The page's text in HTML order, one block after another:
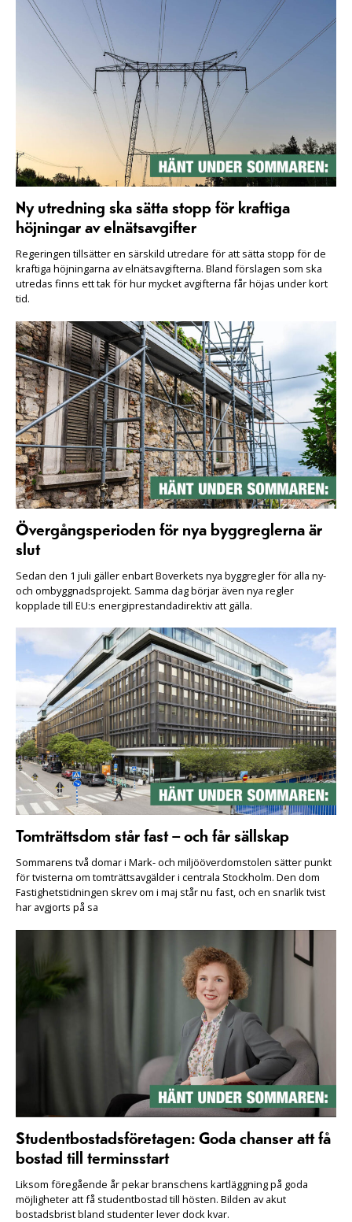
Ny utredning ska sätta stopp för kraftiga
höjningar av elnätsavgifter
Regeringen tillsätter en särskild utredare för att sätta stopp för de
kraftiga höjningarna av elnätsavgifterna. Bland förslagen som ska
utredas finns ett tak för hur mycket avgifterna får höjas under kort
tid.
Övergångsperioden för nya byggreglerna är
slut
Sedan den 1 juli gäller enbart Boverkets nya byggregler för alla ny-
och ombyggnadsprojekt. Samma dag börjar även nya regler
kopplade till EU:s energiprestandadirektiv att gälla.
Tomträttsdom står fast – och får sällskap
Sommarens två domar i Mark- och miljööverdomstolen sätter punkt
för tvisterna om tomträttsavgälder i centrala Stockholm. Den dom
Fastighetstidningen skrev om i maj står nu fast, och en snarlik tvist
har avgjorts på sa
Studentbostadsföretagen: Goda chanser att få
bostad till terminsstart
Liksom föregående år pekar branschens kartläggning på goda
möjligheter att få studentbostad till hösten. Bilden av akut
bostadsbrist bland studenter lever dock kvar.